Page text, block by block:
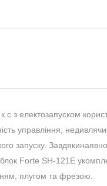
з електозапуском
управління,
запуску.
Forte SH-121E
плугом та фрезою.